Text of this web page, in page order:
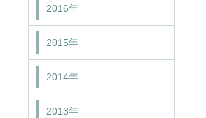
2016年
2015年
2014年
2013年